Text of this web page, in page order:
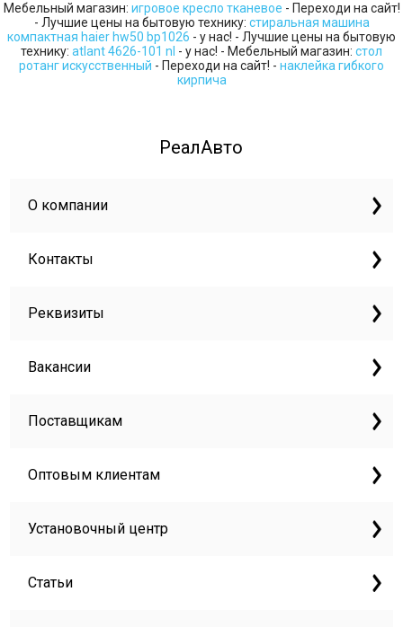
Мебельный магазин: игровое кресло тканевое - Переходи на сайт!
- Лучшие цены на бытовую технику: стиральная машина
компактная haier hw50 bp1026 - у нас! - Лучшие цены на бытовую
технику: atlant 4626-101 nl - у нас! - Мебельный магазин: стол
ротанг искусственный - Переходи на сайт! - наклейка гибкого
кирпича
РеалАвто
О компании
Контакты
Реквизиты
Вакансии
Поставщикам
Оптовым клиентам
Установочный центр
Статьи